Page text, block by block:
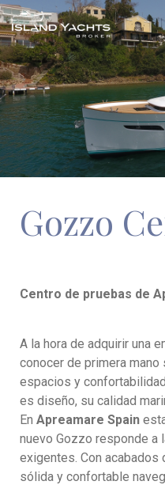
Gozzo
Centro de pruebas de
A la hora de adquirir una
conocer de primera mano
espacios y
es diseño, su calidad
En Apreamare Spain
nuevo Gozzo responde a
exigentes. Con acabados
sólida y confortable